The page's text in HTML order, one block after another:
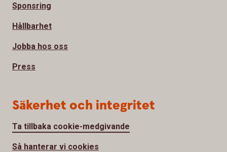
Sponsring
Hållbarhet
Jobba hos oss
Press
Säkerhet och integritet
Ta tillbaka cookie-medgivande
Så hanterar vi cookies